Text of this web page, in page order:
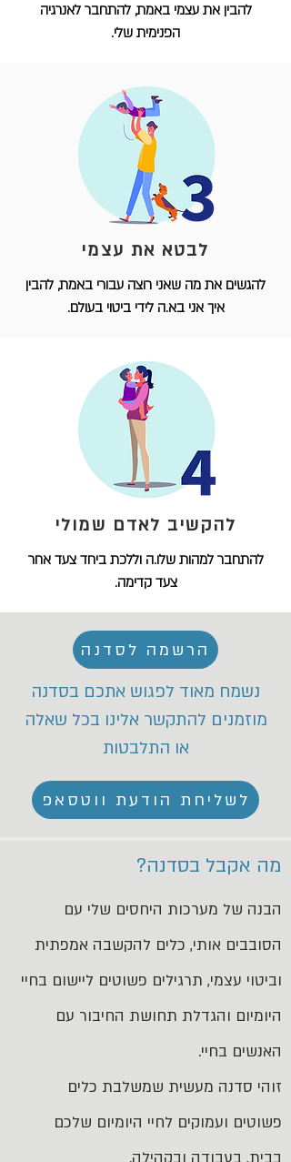
להבין את עצמי באמת, להתחבר לאנרגיה
הפנימית שלי.
לבטא את עצמי
להגשים את מה שאני רוצה עבורי באמת, להבין
איך אני בא.ה לידי ביטוי בעולם.
להקשיב לאדם שמולי
להתחבר למהות שלו.ה וללכת ביחד צעד אחר
צעד קדימה.
הרשמה לסדנה
נשמח מאוד לפגוש אתכם בסדנה
מוזמנים להתקשר אלינו בכל שאלה
או התלבטות
לשליחת הודעת ווטסאפ
מה אקבל בסדנה?
הבנה של מערכות היחסים שלי עם
הסובבים אותי, כלים להקשבה אמפתית
וביטוי עצמי, תרגילים פשוטים ליישום בחיי
היומיום והגדלת תחושת החיבור עם
האנשים בחיי.
זוהי סדנה מעשית שמשלבת כלים
פשוטים ועמוקים לחיי היומיום שלכם